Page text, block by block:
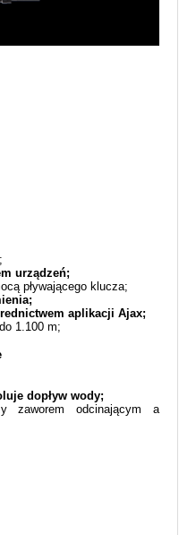
urządzeń;
pływającego klucza;
aplikacji Ajax;
1.100 m;
dopływ wody;
zaworem odcinającym a